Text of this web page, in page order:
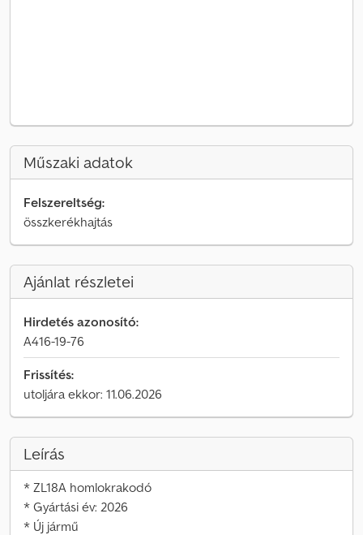
Műszaki adatok
Felszereltség:
összkerékhajtás
Ajánlat részletei
Hirdetés azonosító:
A416-19-76
Frissítés:
utoljára ekkor: 11.06.2026
Leírás
* ZL18A homlokrakodó
* Gyártási év: 2026
* Új jármű